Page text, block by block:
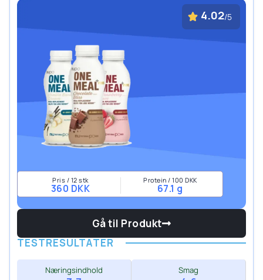
Pris / 12 stk
360 DKK
Protein / 100 DKK
67.1 g
4.02/5
Gå til Produkt
TESTRESULTATER
Næringsindhold Smag